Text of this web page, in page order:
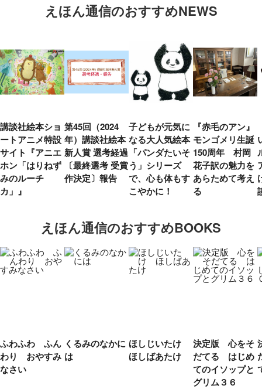
えほん通信のおすすめNEWS
講談社絵本ショ
ートアニメ特設
サイト『アニエ
ホン「はりねず
みのルーチ
カ」』
第45回（2024
年）講談社絵本
新人賞 選考経過
〔最終選考 受賞
作決定〕報告
子どもが元気に
なる大人気絵本
「パンダたいそ
う」シリーズ
で、心も体もす
こやかに！
『赤毛のアン』
モンゴメリ生誕
150周年 村岡
花子訳の魅力を
あらためて考え
る
えほん通信のおすすめBOOKS
ふわふわ ふん
わり おやすみ
なさい
くるみのなかに
は
ほしじいたけ
ほしばあたけ
決定版 心をそ
だてる はじめ
てのイソップと
グリム３６